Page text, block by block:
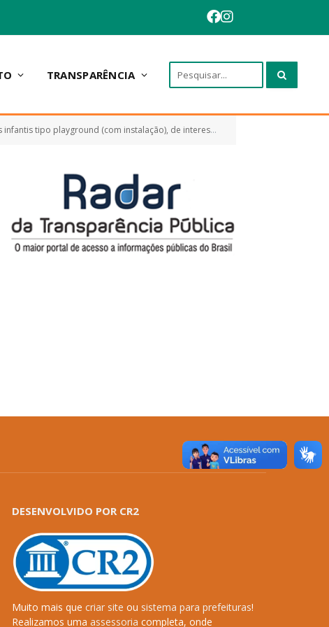
TRANSPARÊNCIA
de interesse da Administração Pública do município de Anapurus/MA)
DESENVOLVIDO POR CR2
Muito mais que criar site ou sistema para prefeituras!
Realizamos uma assessoria completa, onde